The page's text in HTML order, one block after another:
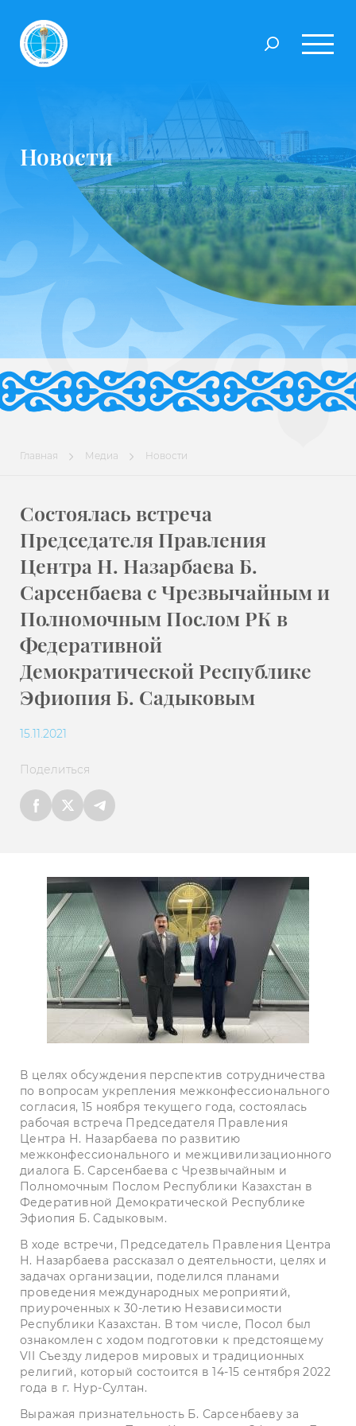
Новости
Главная Медиа Новости
Состоялась встреча
Председателя Правления
Центра Н. Назарбаева Б.
Сарсенбаева с Чрезвычайным и
Полномочным Послом РК в
Федеративной
Демократической Республике
Эфиопия Б. Садыковым
15.11.2021
Поделиться
В целях обсуждения перспектив сотрудничества
по вопросам укрепления межконфессионального
согласия, 15 ноября текущего года, состоялась
рабочая встреча Председателя Правления
Центра Н. Назарбаева по развитию
межконфессионального и межцивилизационного
диалога Б. Сарсенбаева с Чрезвычайным и
Полномочным Послом Республики Казахстан в
Федеративной Демократической Республике
Эфиопия Б. Садыковым.
В ходе встречи, Председатель Правления Центра
Н. Назарбаева рассказал о деятельности, целях и
задачах организации, поделился планами
проведения международных мероприятий,
приуроченных к 30-летию Независимости
Республики Казахстан. В том числе, Посол был
ознакомлен с ходом подготовки к предстоящему
VII Съезду лидеров мировых и традиционных
религий, который состоится в 14-15 сентября 2022
года в г. Нур-Султан.
Выражая признательность Б. Сарсенбаеву за